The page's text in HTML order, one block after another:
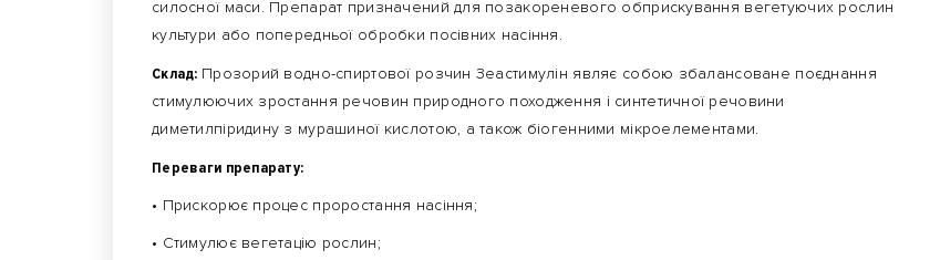
силосної маси. Препарат призначений для позакореневого обприскування вегетуючих рослин
культури або попередньої обробки посівних насіння.
Склад: Прозорий водно-спиртової розчин Зеастимулін являє собою збалансоване поєднання
стимулюючих зростання речовин природного походження і синтетичної речовини
диметилпіридину з мурашиної кислотою, а також біогенними мікроелементами.
Переваги препарату:
• Прискорює процес проростання насіння;
• Стимулює вегетацію рослин;